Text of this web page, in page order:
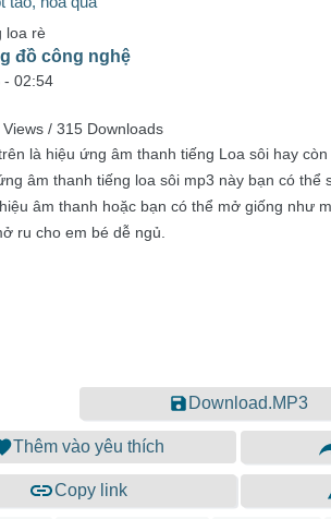
loa rè
đồ công nghệ
- 02:54
/ 315 Downloads
là hiệu ứng âm thanh tiếng Loa sôi hay
âm thanh tiếng loa sôi mp3 này bạn có thể
âm thanh hoặc bạn có thể mở giống như
ru cho em bé dễ ngủ.
Download.MP3
Thêm vào yêu thích
Copy link